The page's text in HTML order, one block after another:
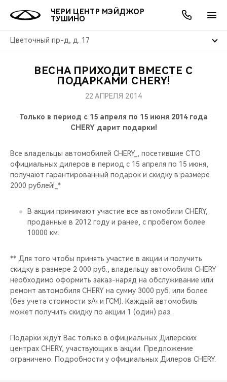
ЧЕРИ ЦЕНТР МЭЙДЖОР
ТУШИНО
Цветочный пр-д, д. 17
МОДЕЛИ
СЕДАНЫ
ПОКУПАТЕЛЯМ
КРЕДИТ И СТРАХОВАНИЕ
ВЛАДЕЛЬЦАМ
ЗАПЧАСТИ И АКСЕССУАРЫ
ПОДДЕРЖКА
CHERY CONNECT
МИР CHERY
CHERY В СОЦСЕТЯХ
ЛЮДИ CHERY
CHERY REMOTE
CHERY И СПОРТ
НАШИ МЕРОПРИЯТИЯ
ВИДЕООБЗОРЫ
АКЦИИ
ОНЛАЙН СЕРВИСЫ
О КОМПАНИИ
ВЕСНА ПРИХОДИТ ВМЕСТЕ С
ПОДАРКАМИ CHERY!
22 АПРЕЛЯ 2014
Только в период с 15 апреля по 15 июня 2014 года
CHERY дарит подарки!
Все владельцы автомобилей CHERY_, посетившие СТО
официальных дилеров в период с 15 апреля по 15 июня,
получают гарантированный подарок и скидку в размере
2000 рублей!_*
В акции принимают участие все автомобили CHERY,
проданные в 2012 году и ранее, с пробегом более
10000 км.
** Для того чтобы принять участие в акции и получить
скидку в размере 2 000 руб., владельцу автомобиля CHERY
необходимо оформить заказ-наряд на обслуживание или
ремонт автомобиля CHERY на сумму 3000 руб. или более
(без учета стоимости з/ч и ГСМ). Каждый автомобиль
может получить скидку по акции 1 (один) раз.
Подарки ждут Вас только в официальных Дилерских
центрах CHERY, участвующих в акции. Предложение
ограничено. Подробности у официальных Дилеров CHERY.